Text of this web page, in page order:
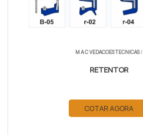
M A C VEDACOES TECNICAS/
RETENTOR
COTAR AGORA